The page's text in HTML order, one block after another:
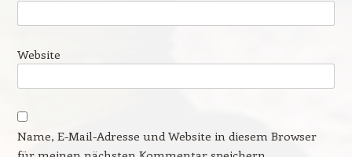
Website
Name, E-Mail-Adresse und Website in diesem Browser